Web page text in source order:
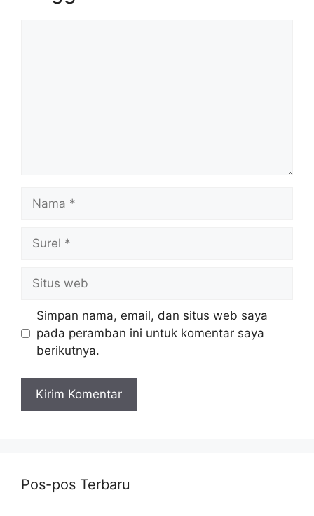
Nama
Surel
Situs
web
Simpan nama, email, dan situs web saya
pada peramban ini untuk komentar saya
berikutnya.
Pos-pos Terbaru